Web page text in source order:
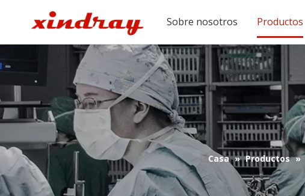
Sobre nosotros Productos
Casa » Productos »